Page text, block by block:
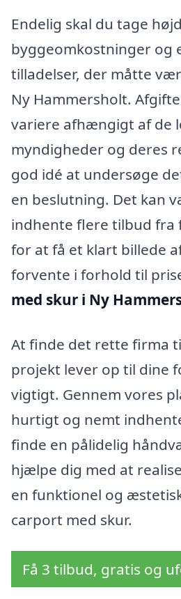
Endelig skal du tage
byggeomkostninger og
tilladelser, der måtte
Ny Hammersholt.
variere afhængigt af de
myndigheder og deres
god idé at undersøge
en beslutning. Det kan
indhente flere tilbud fra
for at få et klart billede
forvente i forhold til
med skur i Ny
At finde det rette firma
projekt lever op til dine
vigtigt. Gennem vores
hurtigt og nemt
finde en pålidelig
hjælpe dig med at
en funktionel og
carport med skur.
Få 3 tilbud, gratis og